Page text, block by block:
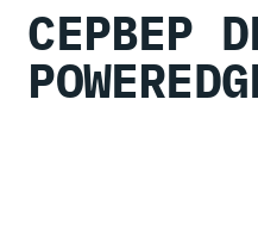
СЕРВЕР